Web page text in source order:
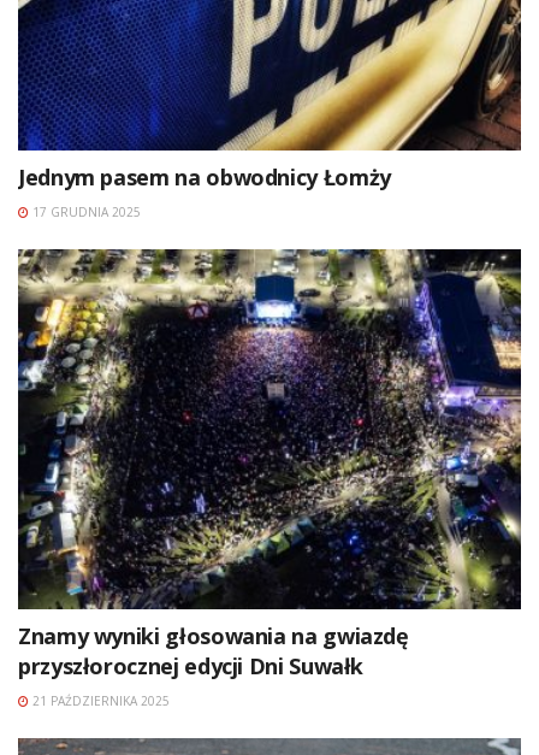
Jednym pasem na obwodnicy Łomży
17 GRUDNIA 2025
Znamy wyniki głosowania na gwiazdę
przyszłorocznej edycji Dni Suwałk
21 PAŹDZIERNIKA 2025